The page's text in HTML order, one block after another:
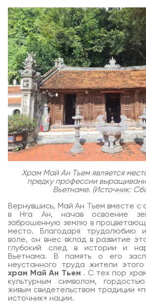
Храм Май Ан Тьем является
предку профессии
Вьетнаме. (Источник:
Вернувшись, Май Ан Тьем вместе с
в Нга Ан, начав освоение
заброшенную землю в
место. Благодаря трудолюбию
воле, он внес вклад в развитие
глубокий след в истории и
Вьетнама. В память о его
неустанного труда жители этого
храм Май Ан Тьем . С тех пор
культурным символом,
живым свидетельством традиции
источник» нации.